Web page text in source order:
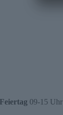
09-15 Uhr